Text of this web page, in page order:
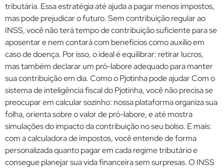
tributária. Essa estratégia até ajuda a pagar menos impostos,
mas pode prejudicar o futuro. Sem contribuição regular ao
INSS, você não terá tempo de contribuição suficiente para se
aposentar e nem contará com benefícios como auxílio em
caso de doença. Por isso, o ideal é equilibrar: retirar lucros,
mas também declarar um pró-labore adequado para manter
sua contribuição em dia. Como o Pjotinha pode ajudar Com o
sistema de inteligência fiscal do Pjotinha, você não precisa se
preocupar em calcular sozinho: nossa plataforma organiza sua
folha, orienta sobre o valor de pró-labore, e até mostra
simulações do impacto da contribuição no seu bolso. E mais:
com a calculadora de impostos, você entende de forma
personalizada quanto pagar em cada regime tributário e
consegue planejar sua vida financeira sem surpresas. O INSS